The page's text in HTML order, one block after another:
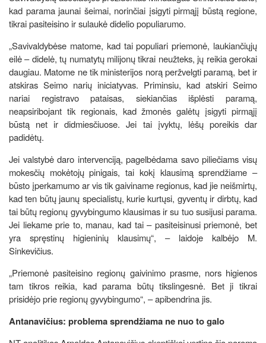
kad parama jaunai šeimai, norinčiai įsigyti pirmąjį būstą regione,
tikrai pasiteisino ir sulaukė didelio populiarumo.
„Savivaldybėse matome, kad tai populiari priemonė, laukiančiųjų
eilė – didelė, tų numatytų milijonų tikrai neužteks, jų reikia gerokai
daugiau. Matome ne tik ministerijos norą peržvelgti paramą, bet ir
atskiras Seimo narių iniciatyvas. Priminsiu, kad atskiri Seimo
nariai registravo pataisas, siekiančias išplėsti paramą,
neapsiribojant tik regionais, kad žmonės galėtų įsigyti pirmąjį
būstą net ir didmiesčiuose. Jei tai įvyktų, lėšų poreikis dar
padidėtų.
Jei valstybė daro intervenciją, pagelbėdama savo piliečiams visų
mokesčių mokėtojų pinigais, tai kokį klausimą sprendžiame –
būsto įperkamumo ar vis tik gaiviname regionus, kad jie neišmirtų,
kad ten būtų jaunų specialistų, kurie kurtųsi, gyventų ir dirbtų, kad
tai būtų regionų gyvybingumo klausimas ir su tuo susijusi parama.
Jei liekame prie to, manau, kad tai – pasiteisinusi priemonė, bet
yra spręstinų higieninių klausimų“, – laidoje kalbėjo M.
Sinkevičius.
„Priemonė pasiteisino regionų gaivinimo prasme, nors higienos
tam tikros reikia, kad parama būtų tikslingesnė. Bet ji tikrai
prisidėjo prie regionų gyvybingumo“, – apibendrina jis.
Antanavičius: problema sprendžiama ne nuo to galo